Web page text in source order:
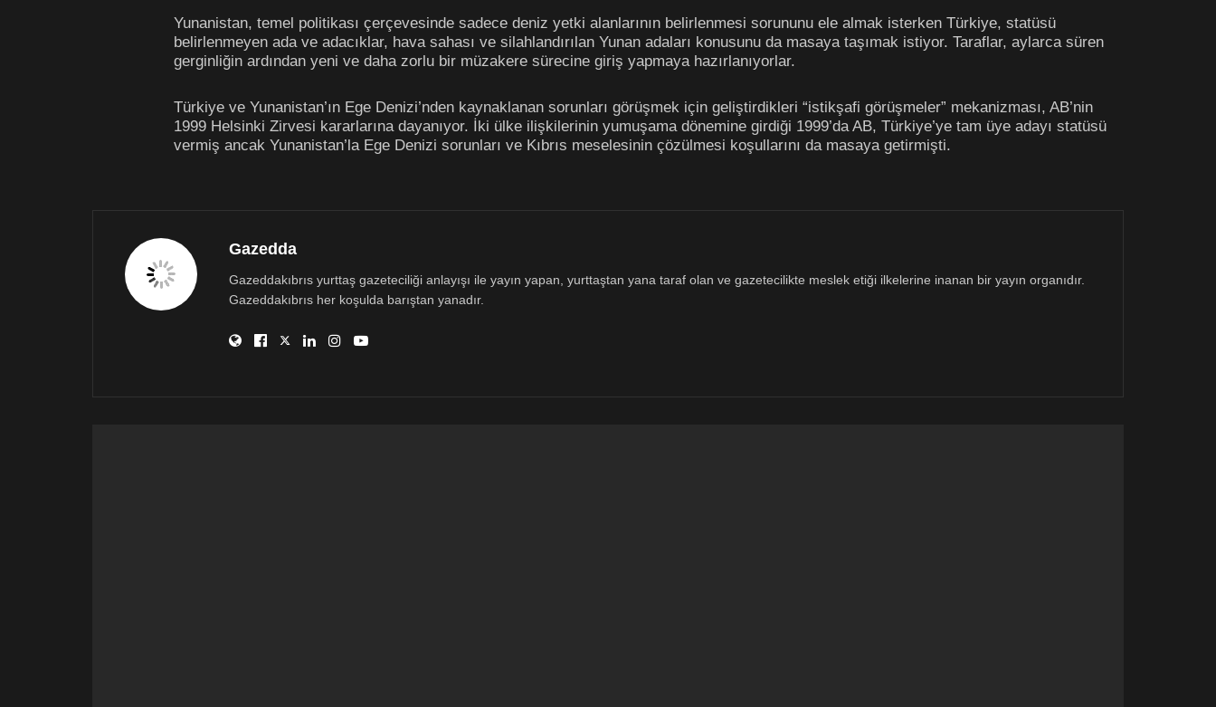
Yunanistan, temel politikası çerçevesinde sadece deniz yetki alanlarının belirlenmesi sorununu ele almak isterken Türkiye, statüsü
belirlenmeyen ada ve adacıklar, hava sahası ve silahlandırılan Yunan adaları konusunu da masaya taşımak istiyor. Taraflar, aylarca süren
gerginliğin ardından yeni ve daha zorlu bir müzakere sürecine giriş yapmaya hazırlanıyorlar.
Türkiye ve Yunanistan’ın Ege Denizi’nden kaynaklanan sorunları görüşmek için geliştirdikleri “istikşafi görüşmeler” mekanizması, AB’nin
1999 Helsinki Zirvesi kararlarına dayanıyor. İki ülke ilişkilerinin yumuşama dönemine girdiği 1999’da AB, Türkiye’ye tam üye adayı statüsü
vermiş ancak Yunanistan’la Ege Denizi sorunları ve Kıbrıs meselesinin çözülmesi koşullarını da masaya getirmişti.
Gazedda
Gazeddakıbrıs yurttaş gazeteciliği anlayışı ile yayın yapan, yurttaştan yana taraf olan ve gazetecilikte meslek etiği ilkelerine inanan bir yayın organıdır.
Gazeddakıbrıs her koşulda barıştan yanadır.